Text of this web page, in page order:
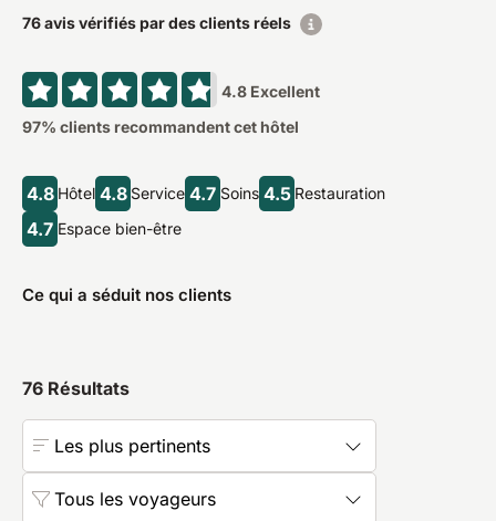
76 avis vérifiés par des clients réels
4.8 Excellent
97% clients recommandent cet hôtel
4.8 Hôtel 4.8 Service 4.7 Soins 4.5 Restauration
4.7 Espace bien-être
Ce qui a séduit nos clients
76 Résultats
Les plus pertinents
Tous les voyageurs